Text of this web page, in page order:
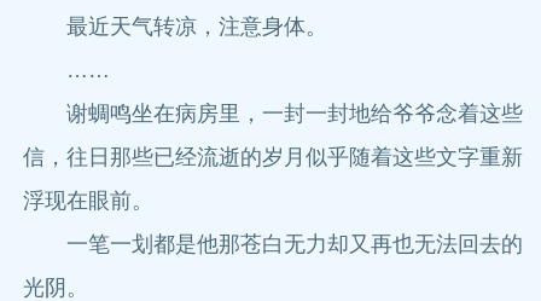
最近天气转凉，注意身体。
……
谢蜩鸣坐在病房里，一封一封地给爷爷念着这些
信，往日那些已经流逝的岁月似乎随着这些文字重新
浮现在眼前。
一笔一划都是他那苍白无力却又再也无法回去的
光阴。